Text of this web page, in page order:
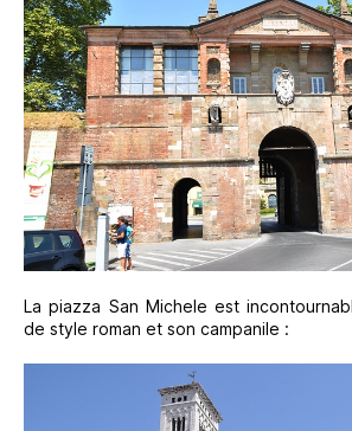
La piazza San Michele est
de style roman et son campanile :